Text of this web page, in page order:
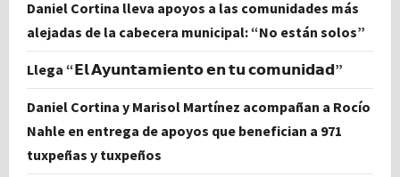
Daniel Cortina lleva apoyos a las comunidades más
alejadas de la cabecera municipal: “No están solos”
Llega “𝗘𝗹 𝗔𝘆𝘂𝗻𝘁𝗮𝗺𝗶𝗲𝗻𝘁𝗼 𝗲𝗻 𝘁𝘂 𝗰𝗼𝗺𝘂𝗻𝗶𝗱𝗮𝗱”
Daniel Cortina y Marisol Martínez acompañan a Rocío
Nahle en entrega de apoyos que benefician a 971
tuxpeñas y tuxpeños